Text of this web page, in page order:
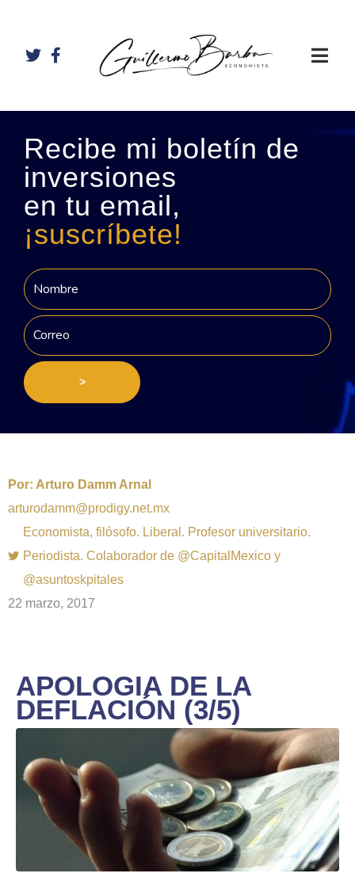
Recibe mi boletín de
inversiones
en tu email,
¡suscríbete!
>
Por: Arturo Damm Arnal
arturodamm@prodigy.net.mx
Economista, filósofo. Liberal. Profesor universitario.
Periodista. Colaborador de @CapitalMexico y
@asuntoskpitales
22 marzo, 2017
APOLOGIA DE LA
DEFLACIÓN (3/5)